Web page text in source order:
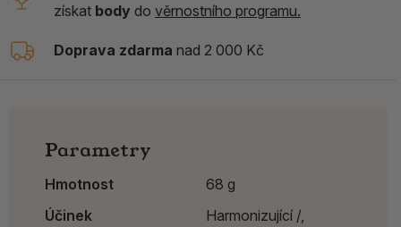
získat body do věrnostního programu.
Doprava zdarma nad 2 000 Kč
Parametry
Hmotnost
68 g
Účinek
Harmonizující /,